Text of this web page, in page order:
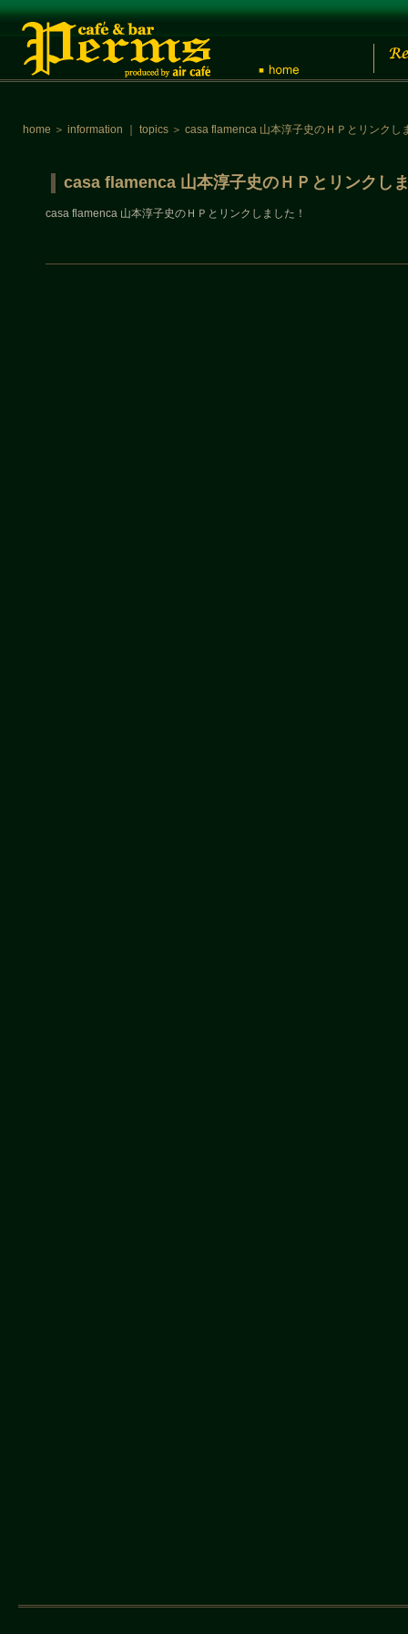
home ＞ information topics ＞ casa flamenca 山本淳子史のＨＰとリンクし
casa flamenca 山本淳子史のＨＰとリンクし
casa flamenca 山本淳子史のＨＰとリンクしました！